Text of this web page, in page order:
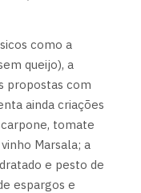
como a
queijo), a
propostas com
ainda criações
tomate
Marsala; a
e pesto de
espargos e